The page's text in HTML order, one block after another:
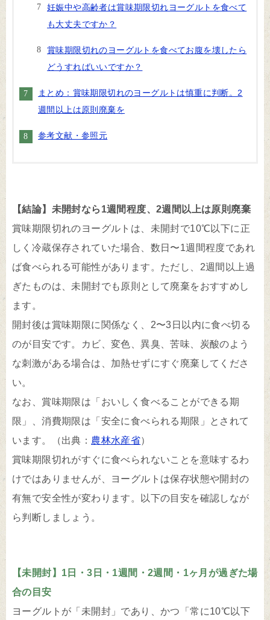
妊娠中や高齢者は賞味期限切れヨーグルトを食べて
も大丈夫ですか？
賞味期限切れのヨーグルトを食べてお腹を壊したら
どうすればいいですか？
まとめ：賞味期限切れのヨーグルトは慎重に判断。2
週間以上は原則廃棄を
参考文献・参照元
【結論】未開封なら1週間程度、2週間以上は原則廃棄
賞味期限切れのヨーグルトは、未開封で10℃以下に正
しく冷蔵保存されていた場合、数日〜1週間程度であれ
ば食べられる可能性があります。ただし、2週間以上過
ぎたものは、未開封でも原則として廃棄をおすすめし
ます。
開封後は賞味期限に関係なく、2〜3日以内に食べ切る
のが目安です。カビ、変色、異臭、苦味、炭酸のよう
な刺激がある場合は、加熱せずにすぐ廃棄してくださ
い。
なお、賞味期限は「おいしく食べることができる期
限」、消費期限は「安全に食べられる期限」とされて
います。（出典： 農林水産省）
賞味期限切れがすぐに食べられないことを意味するわ
けではありませんが、ヨーグルトは保存状態や開封の
有無で安全性が変わります。以下の目安を確認しなが
ら判断しましょう。
【未開封】1日・3日・1週間・2週間・1ヶ月が過ぎた場
合の目安
ヨーグルトが「未開封」であり、かつ「常に10℃以下